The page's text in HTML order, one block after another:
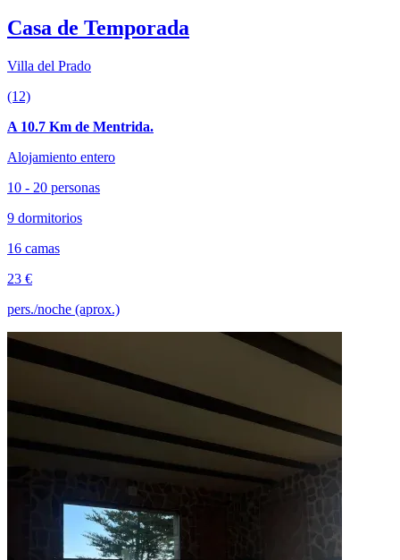
Casa de Temporada
Villa del Prado
(12)
A 10.7 Km de Mentrida.
Alojamiento entero
10 - 20 personas
9 dormitorios
16 camas
23 €
pers./noche (aprox.)